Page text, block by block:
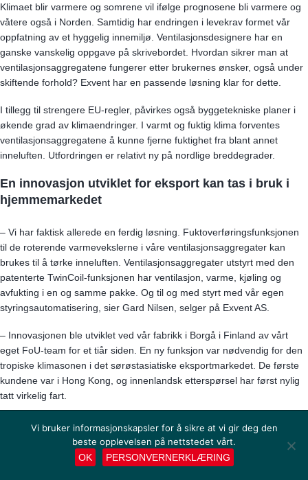
Klimaet blir varmere og somrene vil ifølge prognosene bli varmere og
våtere også i Norden. Samtidig har endringen i levekrav formet vår
oppfatning av et hyggelig innemiljø. Ventilasjonsdesignere har en
ganske vanskelig oppgave på skrivebordet. Hvordan sikrer man at
ventilasjonsaggregatene fungerer etter brukernes ønsker, også under
skiftende forhold? Exvent har en passende løsning klar for dette.
I tillegg til strengere EU-regler, påvirkes også byggetekniske planer i
økende grad av klimaendringer. I varmt og fuktig klima forventes
ventilasjonsaggregatene å kunne fjerne fuktighet fra blant annet
inneluften. Utfordringen er relativt ny på nordlige breddegrader.
En innovasjon utviklet for eksport kan tas i bruk i
hjemmemarkedet
– Vi har faktisk allerede en ferdig løsning. Fuktoverføringsfunksjonen
til de roterende varmevekslerne i våre ventilasjonsaggregater kan
brukes til å tørke inneluften. Ventilasjonsaggregater utstyrt med den
patenterte TwinCoil-funksjonen har ventilasjon, varme, kjøling og
avfukting i en og samme pakke. Og til og med styrt med vår egen
styringsautomatisering, sier Gard Nilsen, selger på Exvent AS.
– Innovasjonen ble utviklet ved vår fabrikk i Borgå i Finland av vårt
eget FoU-team for et tiår siden. En ny funksjon var nødvendig for den
tropiske klimasonen i det sørøstasiatiske eksportmarkedet. De første
kundene var i Hong Kong, og innenlandsk etterspørsel har først nylig
tatt virkelig fart.
Hvem bør velge en enhet utstyrt med TwinCoil-
Vi bruker informasjonskapsler for å sikre at vi gir deg den
beste opplevelsen på nettstedet vårt.
OK
PERSONVERNERKLÆRING